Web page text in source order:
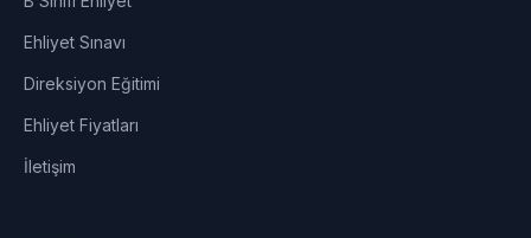
Ehliyet Sınavı
Direksiyon Eğitimi
Ehliyet Fiyatları
İletişim